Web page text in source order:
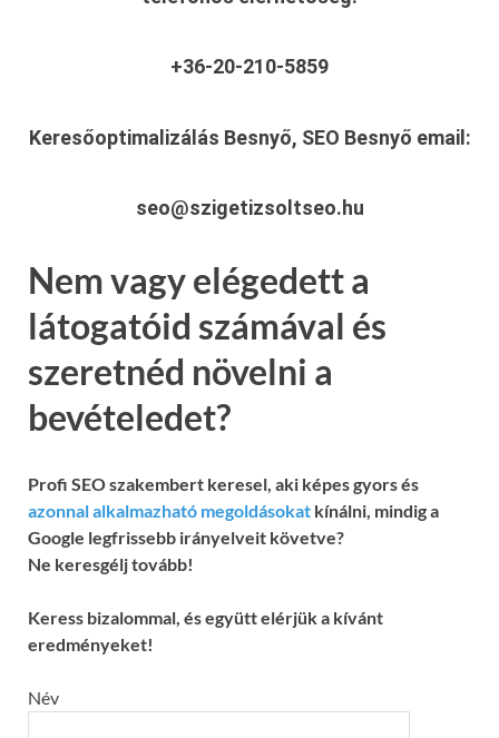
+36-20-210-5859
Keresőoptimalizálás Besnyő, SEO Besnyő email:
seo@szigetizsoltseo.hu
Nem vagy elégedett a
látogatóid számával és
szeretnéd növelni a
bevételedet?
Profi SEO szakembert keresel, aki képes gyors és
azonnal alkalmazható megoldásokat kínálni, mindig a
Google legfrissebb irányelveit követve?
Ne keresgélj tovább!
Keress bizalommal, és együtt elérjük a kívánt
eredményeket!
Név